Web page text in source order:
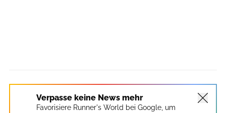
Verpasse keine News mehr
Favorisiere Runner's World bei Google, um